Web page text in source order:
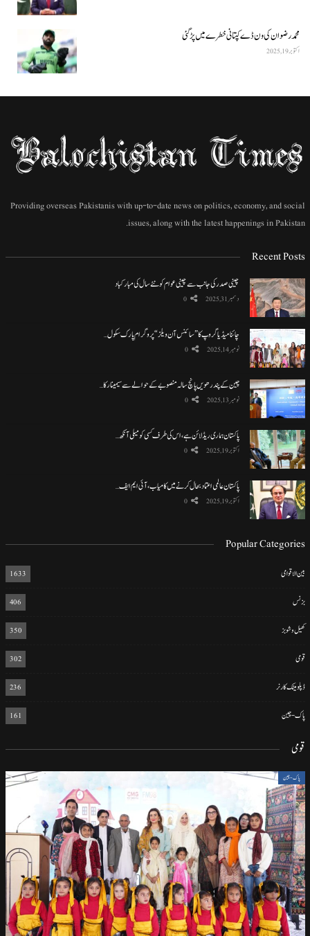
محمد رضوان کی ون ڈے کپتانی خطرے میں پڑ گئی
اکتوبر 19, 2025
Providing overseas Pakistanis with up-to-date news on politics, economy, and social
issues, along with the latest happenings in Pakistan.
Recent Posts
چینی صدر کی جانب سے چینی عوام کو نئے سال کی مبارکباد
دسمبر 31, 2025 0
چائنا میڈیا گروپ کا ”سائنس آن ویلز“ پروگرام پارک سکول…
نومبر 14, 2025 0
چین کے پندرھویں پانچ سالہ منصوبے کے حوالے سے سیمینار کا…
نومبر 13, 2025 0
پاکستان ہماری ریڈ لائن ہے، اس کی طرف کسی کو میلی آنکھ…
اکتوبر 19, 2025 0
پاکستان عالمی اعتماد بحال کرنے میں کامیاب، آئی ایم ایف…
اکتوبر 19, 2025 0
Popular Categories
بین الاقوامی 1633
بزنس 406
کھیل و شوبز 350
قومی 302
ڈپلومیٹک کارنر 236
پاک-چین 161
قومی
پاک-چین